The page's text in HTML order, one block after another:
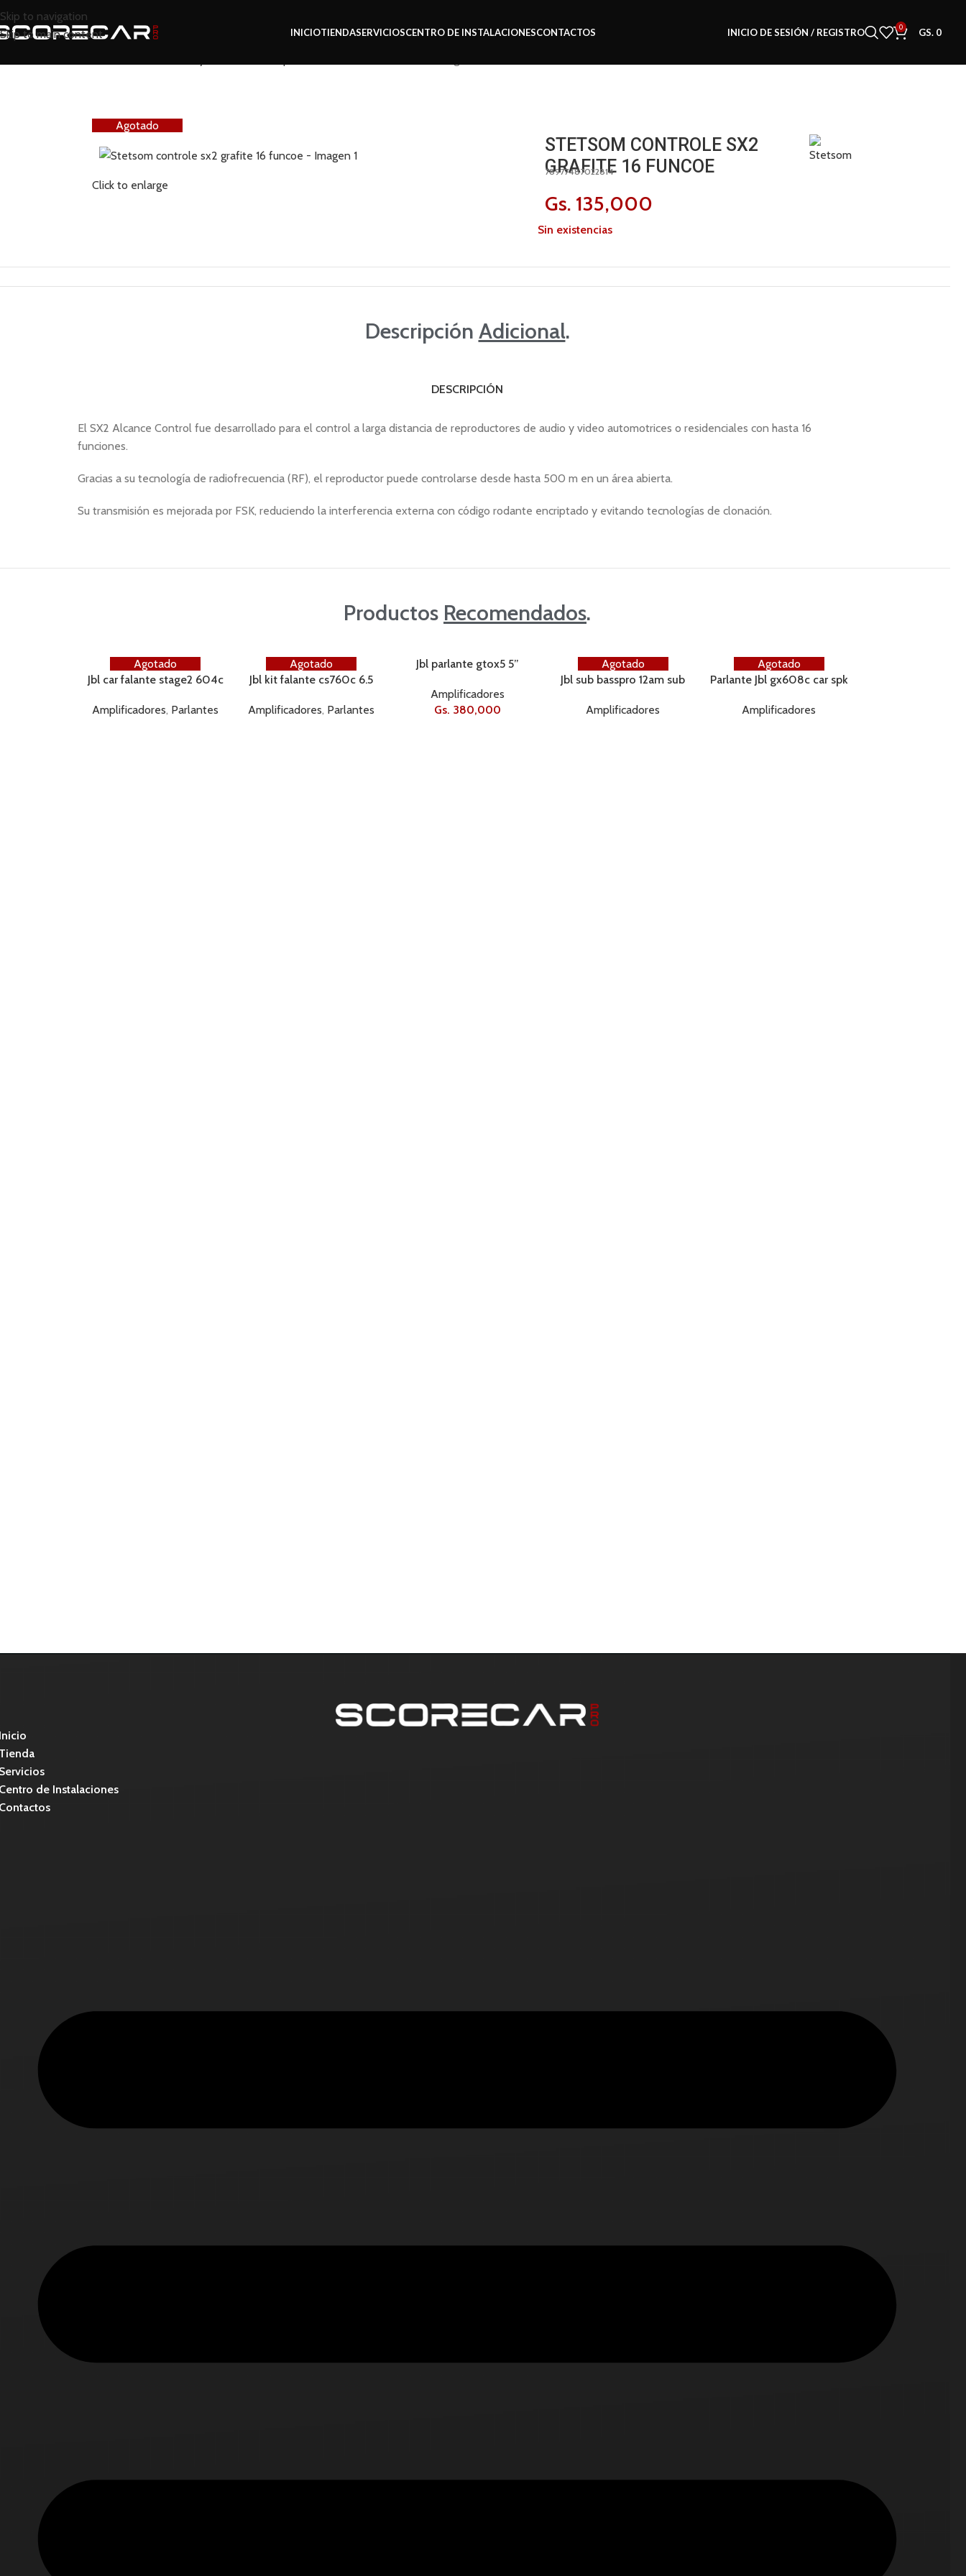
Skip to navigation
Skip to main content
INICIOTIENDASERVICIOSCENTRO DE INSTALACIONESCONTACTOS INICIO DE SESIÓN / REGISTRO 0 GS. 0
Agotado
Click to enlarge
STETSOM CONTROLE SX2
GRAFITE 16 FUNCOE
78977487022814
Gs. 135,000
Sin existencias
Descripción Adicional.
DESCRIPCIÓN
El SX2 Alcance Control fue desarrollado para el control a larga distancia de reproductores de audio y video automotrices o residenciales con hasta 16
funciones.
Gracias a su tecnología de radiofrecuencia (RF), el reproductor puede controlarse desde hasta 500 m en un área abierta.
Su transmisión es mejorada por FSK, reduciendo la interferencia externa con código rodante encriptado y evitando tecnologías de clonación.
Productos Recomendados.
Agotado
Jbl car falante stage2 604c
Amplificadores, Parlantes
Agotado
Jbl kit falante cs760c 6.5
Amplificadores, Parlantes
Jbl parlante gtox5 5”
Amplificadores
Gs. 380,000
Agotado
Jbl sub basspro 12am sub
Amplificadores
Agotado
Parlante Jbl gx608c car spk
Amplificadores
de Instalaciones